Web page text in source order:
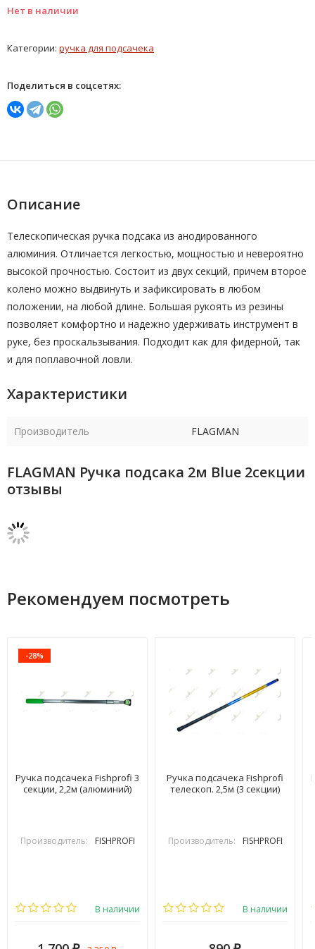
Нет в наличии
Категории: ручка для подсачека
Поделиться в соцсетях:
Описание
Телескопическая ручка подсака из анодированного
алюминия. Отличается легкостью, мощностью и невероятно
высокой прочностью. Состоит из двух секций, причем второе
колено можно выдвинуть и зафиксировать в любом
положении, на любой длине. Большая рукоять из резины
позволяет комфортно и надежно удерживать инструмент в
руке, без проскальзывания. Подходит как для фидерной, так
и для поплавочной ловли.
Характеристики
Производитель FLAGMAN
FLAGMAN Ручка подсака 2м Blue 2секции
отзывы
Рекомендуем посмотреть
-28%
Ручка подсачека Fishprofi 3
секции, 2,2м (алюминий)
Производитель: FISHPROFI
В наличии
Ручка подсачека Fishprofi
телескоп. 2,5м (3 секции)
Производитель: FISHPROFI
В наличии